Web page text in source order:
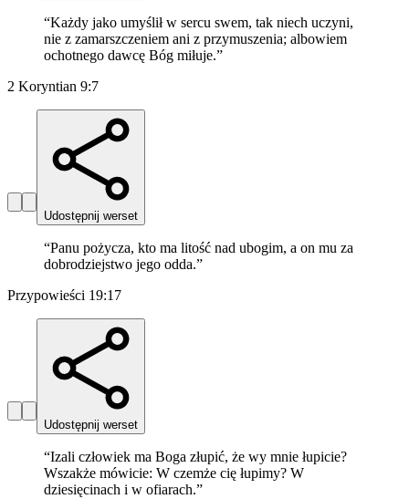
“Każdy jako umyślił w sercu swem, tak niech uczyni,
nie z zamarszczeniem ani z przymuszenia; albowiem
ochotnego dawcę Bóg miłuje.”
2 Koryntian 9:7
Udostępnij werset
“Panu pożycza, kto ma litość nad ubogim, a on mu za
dobrodziejstwo jego odda.”
Przypowieści 19:17
Udostępnij werset
“Izali człowiek ma Boga złupić, że wy mnie łupicie?
Wszakże mówicie: W czemże cię łupimy? W
dziesięcinach i w ofiarach.”